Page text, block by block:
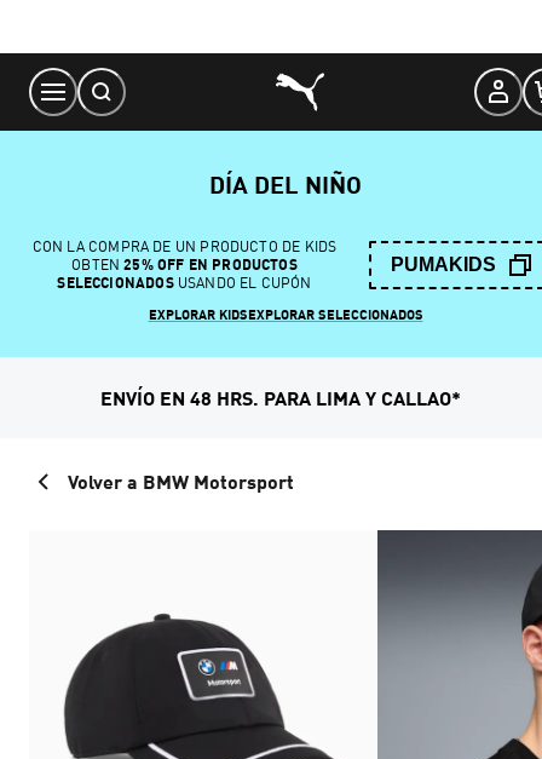
Content
DÍA DEL NIÑO
CON LA COMPRA DE UN PRODUCTO DE KIDS
OBTEN 25% OFF EN PRODUCTOS
SELECCIONADOSUSANDO EL CUPÓN
PUMAKIDS
EXPLORAR KIDSEXPLORAR SELECCIONADOS
ENVÍO EN 48 HRS. PARA LIMA Y CALLAO*
Volver a BMW Motorsport